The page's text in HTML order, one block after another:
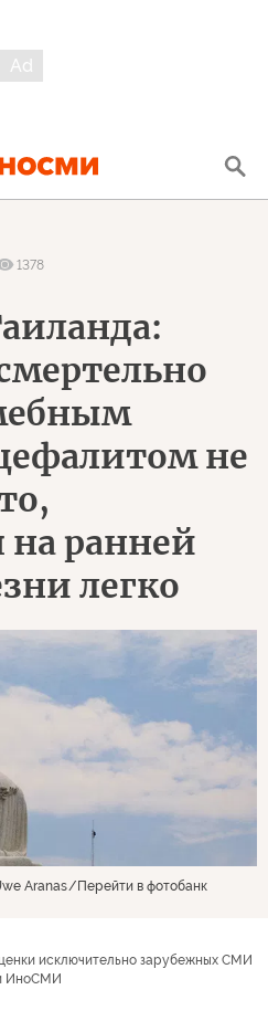
1378
не
на ранней
легко
Aranas Перейти в фотобанк
исключительно зарубежных СМИ
ИноСМИ